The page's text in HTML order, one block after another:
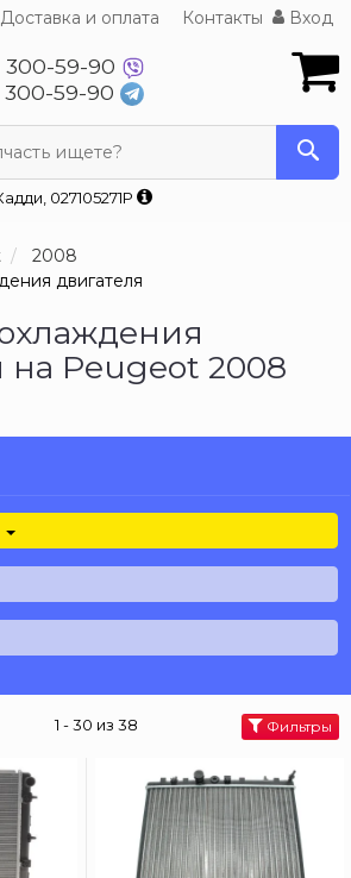
Доставка и оплата Контакты Вход
300-59-90
300-59-90
ищете?
027105271P
2008
двигателя
на Peugeot 2008
1 - 30 из 38 Фильтры